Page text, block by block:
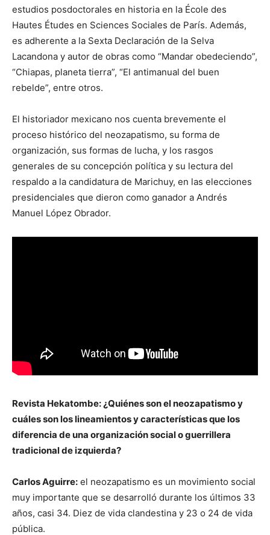
estudios posdoctorales en historia en la École des
Hautes Études en Sciences Sociales de París. Además,
es adherente a la Sexta Declaración de la Selva
Lacandona y autor de obras como “Mandar obedeciendo”,
“Chiapas, planeta tierra”, “El antimanual del buen
rebelde”, entre otros.
El historiador mexicano nos cuenta brevemente el
proceso histórico del neozapatismo, su forma de
organización, sus formas de lucha, y los rasgos
generales de su concepción política y su lectura del
respaldo a la candidatura de Marichuy, en las elecciones
presidenciales que dieron como ganador a Andrés
Manuel López Obrador.
Revista Hekatombe: ¿Quiénes son el neozapatismo y
cuáles son los lineamientos y características que los
diferencia de una organización social o guerrillera
tradicional de izquierda?
Carlos Aguirre: el neozapatismo es un movimiento social
muy importante que se desarrolló durante los últimos 33
años, casi 34. Diez de vida clandestina y 23 o 24 de vida
pública.